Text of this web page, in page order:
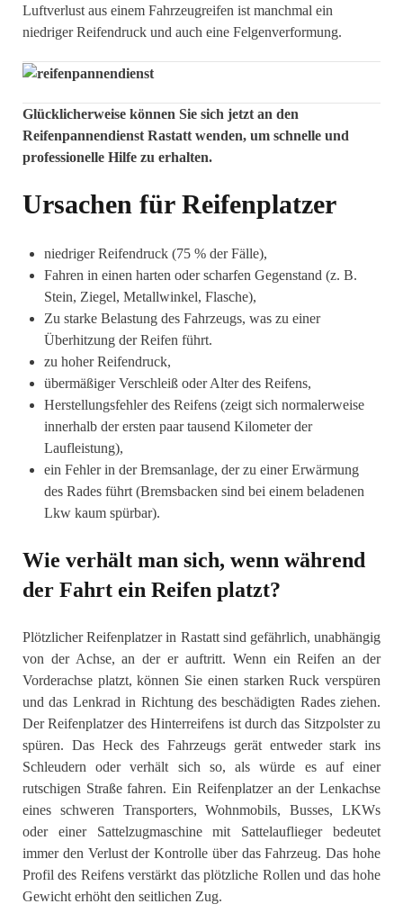
Luftverlust aus einem Fahrzeugreifen ist manchmal ein
niedriger Reifendruck und auch eine Felgenverformung.
Glücklicherweise können Sie sich jetzt an den
Reifenpannendienst Rastatt wenden, um schnelle und
professionelle Hilfe zu erhalten.
Ursachen für Reifenplatzer
niedriger Reifendruck (75 % der Fälle),
Fahren in einen harten oder scharfen Gegenstand (z. B.
Stein, Ziegel, Metallwinkel, Flasche),
Zu starke Belastung des Fahrzeugs, was zu einer
Überhitzung der Reifen führt.
zu hoher Reifendruck, ⁣
übermäßiger Verschleiß oder Alter des Reifens,
Herstellungsfehler des Reifens (zeigt sich normalerweise
innerhalb der ersten paar tausend Kilometer der
Laufleistung),
ein Fehler in der Bremsanlage, der zu einer Erwärmung
des Rades führt (Bremsbacken sind bei einem beladenen
Lkw kaum spürbar).
Wie verhält man sich, wenn während
der Fahrt ein Reifen platzt?
Plötzlicher Reifenplatzer in Rastatt sind gefährlich, unabhängig
von der Achse, an der er auftritt. Wenn ein Reifen an der
Vorderachse platzt, können Sie einen starken Ruck verspüren
und das Lenkrad in Richtung des beschädigten Rades ziehen.
Der Reifenplatzer des Hinterreifens ist durch das Sitzpolster zu
spüren. Das Heck des Fahrzeugs gerät entweder stark ins
Schleudern oder verhält sich so, als würde es auf einer
rutschigen Straße fahren. Ein Reifenplatzer an der Lenkachse
eines schweren Transporters, Wohnmobils, Busses, LKWs
oder einer Sattelzugmaschine mit Sattelauflieger bedeutet
immer den Verlust der Kontrolle über das Fahrzeug. Das hohe
Profil des Reifens verstärkt das plötzliche Rollen und das hohe
Gewicht erhöht den seitlichen Zug.